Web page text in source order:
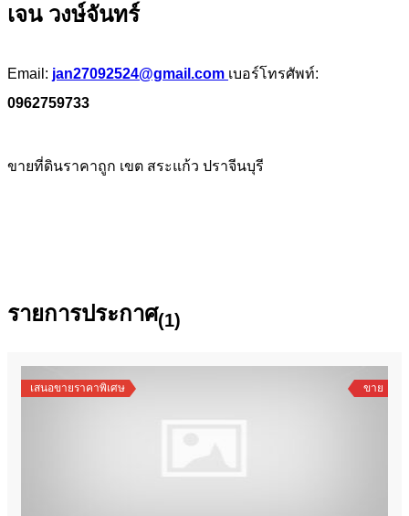
เจน วงษ์จันทร์
Email: jan27092524@gmail.com เบอร์โทรศัพท์:
0962759733
ขายที่ดินราคาถูก เขต สระแก้ว ปราจีนบุรี
รายการประกาศ(1)
เสนอขายราคาพิเศษ ขาย